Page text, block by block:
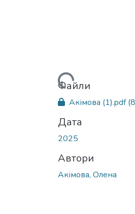
Вантажиться...
Файли
Акімова (1).pdf
Дата
2025
Автори
Акімова, Олена